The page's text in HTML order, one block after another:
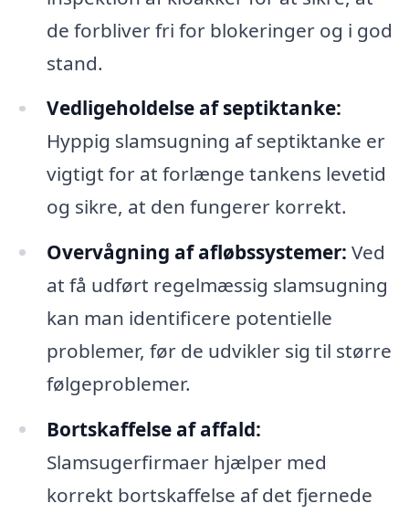
de forbliver fri for blokeringer og i god
stand.
Vedligeholdelse af septiktanke:
Hyppig slamsugning af septiktanke er
vigtigt for at forlænge tankens levetid
og sikre, at den fungerer korrekt.
Overvågning af afløbssystemer: Ved
at få udført regelmæssig slamsugning
kan man identificere potentielle
problemer, før de udvikler sig til større
følgeproblemer.
Bortskaffelse af affald:
Slamsugerfirmaer hjælper med
korrekt bortskaffelse af det fjernede